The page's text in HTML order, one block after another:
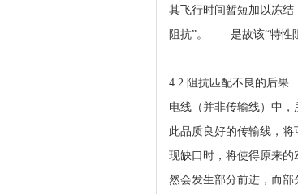
其飞行时间暂短加以冻结
阻抗”。 是故该“特性阻
4.2 阻抗匹配不良的后果
电线（并非传输线）中
此品质良好的传输线，
现缺口时，将使得原来的
然会发生部分前进，而